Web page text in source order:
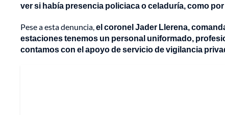
ver si había presencia policiaca o celaduría, como
Pese a esta denuncia,el coronel Jader Llerena,
estaciones tenemos un personal uniformado,
contamos con el apoyo de servicio de vigilancia